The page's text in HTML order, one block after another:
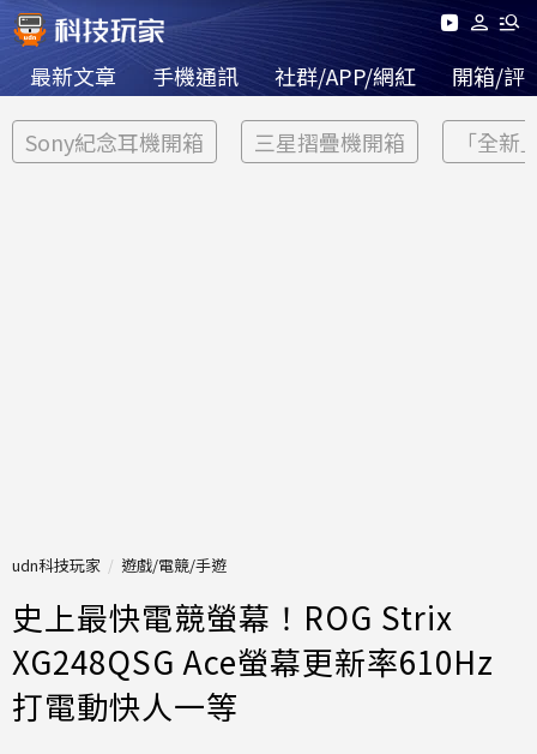
最新文章 手機通訊 社群/APP/網紅 開箱/評
Sony紀念耳機開箱 三星摺疊機開箱 「全新
udn科技玩家 遊戲/電競/手遊
史上最快電競螢幕！ROG Strix
XG248QSG Ace螢幕更新率610Hz
打電動快人一等